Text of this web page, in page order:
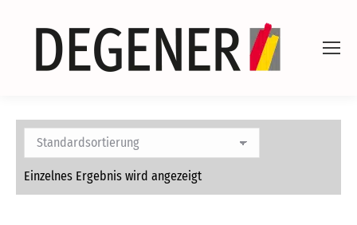
Einzelnes Ergebnis wird angezeigt